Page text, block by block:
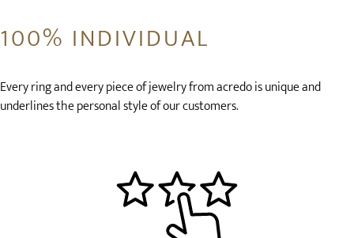
100% INDIVIDUAL
Every ring and every piece of jewelry from acredo is unique and
underlines the personal style of our customers.